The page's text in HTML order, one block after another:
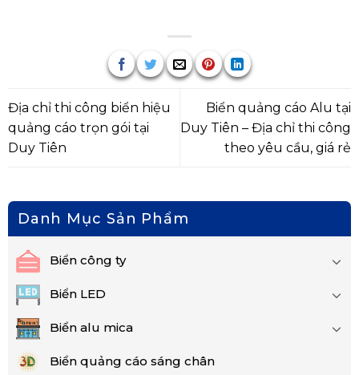
Địa chỉ thi công biển hiệu
quảng cáo trọn gói tại
Duy Tiên
Biển quảng cáo Alu tại
Duy Tiên – Địa chỉ thi công
theo yêu cầu, giá rẻ
Danh Mục Sản Phẩm
Biển công ty
Biển LED
Biển alu mica
Biển quảng cáo sáng chân